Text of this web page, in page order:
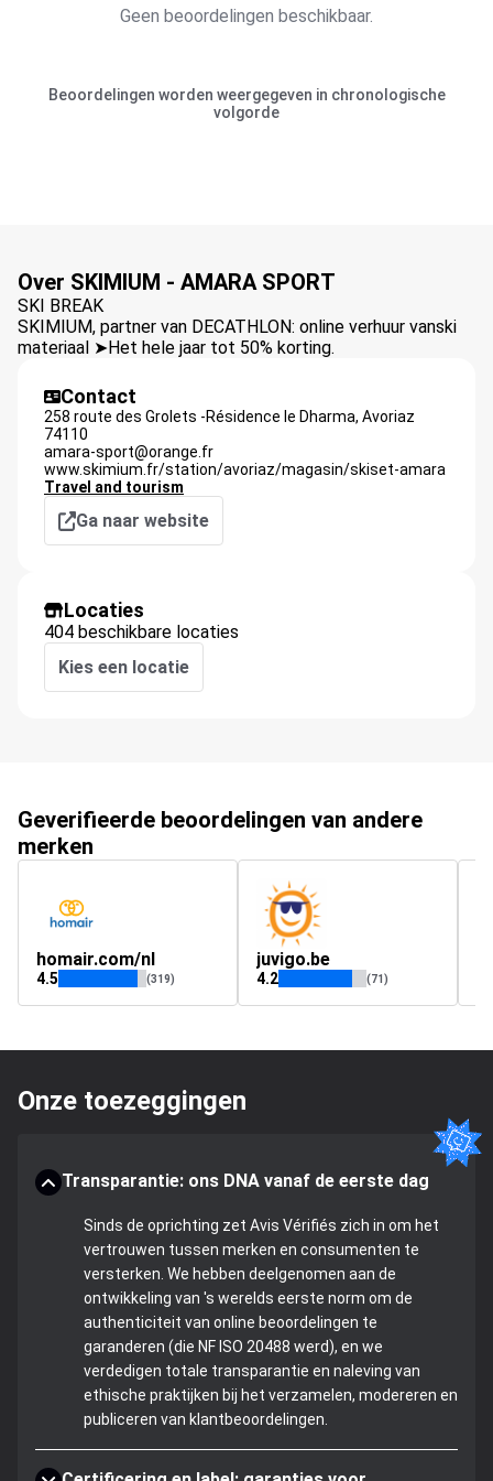
Geen beoordelingen beschikbaar.
Beoordelingen worden weergegeven in chronologische
volgorde
Over SKIMIUM - AMARA SPORT
SKI BREAK
SKIMIUM, partner van DECATHLON: online verhuur vanski
materiaal ➤Het hele jaar tot 50% korting.
Contact
258 route des Grolets -Résidence le Dharma, Avoriaz
74110
amara-sport@orange.fr
www.skimium.fr/station/avoriaz/magasin/skiset-amara
Travel and tourism
Ga naar website
Locaties
404 beschikbare locaties
Kies een locatie
Geverifieerde beoordelingen van andere
merken
homair.com/nl
4.5 (319)
juvigo.be
4.2 (71)
Onze toezeggingen
Transparantie: ons DNA vanaf de eerste dag
Sinds de oprichting zet Avis Vérifiés zich in om het
vertrouwen tussen merken en consumenten te
versterken. We hebben deelgenomen aan de
ontwikkeling van 's werelds eerste norm om de
authenticiteit van online beoordelingen te
garanderen (die NF ISO 20488 werd), en we
verdedigen totale transparantie en naleving van
ethische praktijken bij het verzamelen, modereren en
publiceren van klantbeoordelingen.